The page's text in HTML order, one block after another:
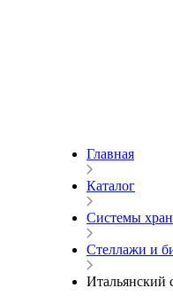
Главная
Каталог
Системы
Стеллажи и
Итальянский